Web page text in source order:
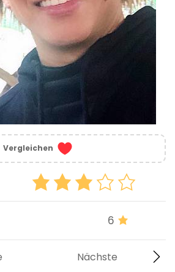
Vergleichen
6
Nächste